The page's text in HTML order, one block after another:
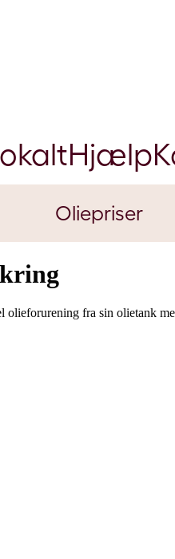
Hjælp
Oliepriser
fra sin olietank